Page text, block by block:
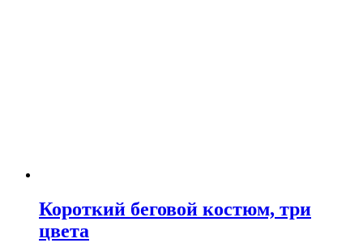
Короткий беговой костюм, три
цвета